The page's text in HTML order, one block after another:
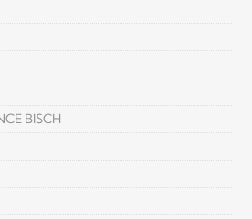
BISCH